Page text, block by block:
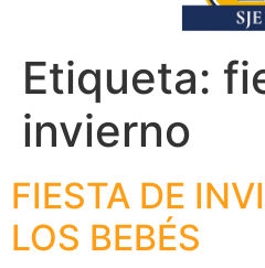
Etiqueta:
invierno
FIESTA DE
LOS BEBÉS